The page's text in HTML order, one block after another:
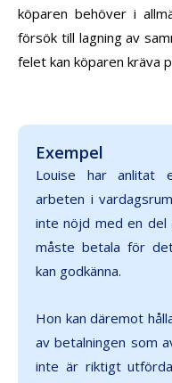
köparen behöver i
försök till lagning av
felet kan köparen kräva
Exempel
Louise har anlitat
arbeten i
inte nöjd med en del
måste betala för
kan godkänna.
Hon kan däremot
av betalningen som
inte är riktigt